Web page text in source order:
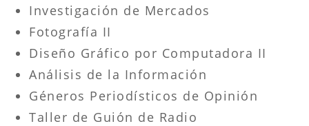
Investigación de Mercados
Fotografía II
Diseño Gráfico por Computadora II
Análisis de la Información
Géneros Periodísticos de Opinión
Taller de Guión de Radio